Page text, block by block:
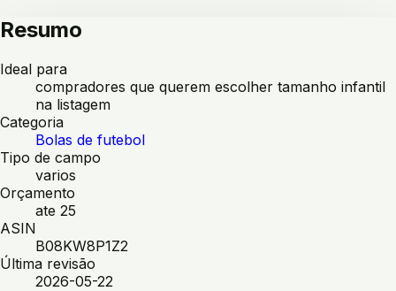
Resumo
Ideal para
compradores que querem escolher tamanho infantil
na listagem
Categoria
Bolas de futebol
Tipo de campo
varios
Orçamento
ate 25
ASIN
B08KW8P1Z2
Última revisão
2026-05-22